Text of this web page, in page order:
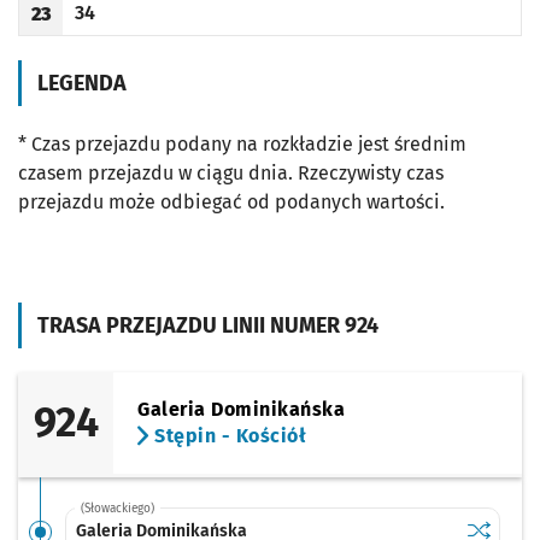
TRASA PRZEJAZDU LINII NUMER 924
924
Galeria Dominikańska
Stępin - Kościół
(Słowackiego)
Galeria Dominikańska Sprawdź
Galeria
Godzina odjazdu
23
Odjazd
34
minut po godzinie 23
LEGENDA
* Czas przejazdu podany na rozkładzie jest średnim
czasem przejazdu w ciągu dnia. Rzeczywisty czas
przejazdu może odbiegać od podanych wartości.